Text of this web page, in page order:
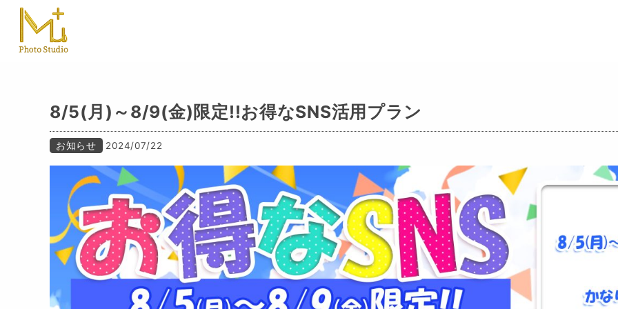
8/5(月)～8/9(金)限定!!お得なSNS活用プラン
お知らせ 2024/07/22